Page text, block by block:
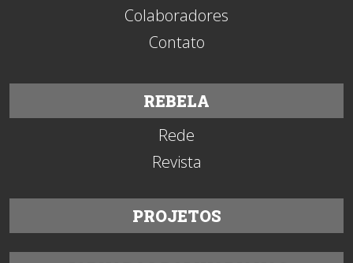
Colaboradores
Contato
REBELA
Rede
Revista
PROJETOS